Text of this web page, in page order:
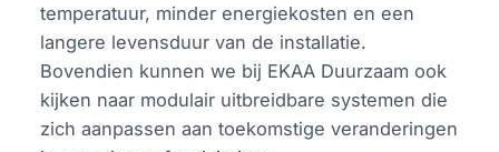
temperatuur, minder energiekosten en een
langere levensduur van de installatie.
Bovendien kunnen we bij EKAA Duurzaam ook
kijken naar modulair uitbreidbare systemen die
zich aanpassen aan toekomstige veranderingen